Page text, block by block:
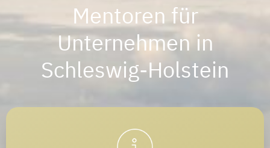
Mentoren für
Unternehmen in
Schleswig-Holstein